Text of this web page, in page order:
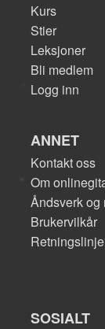
Kurs
Stier
Leksjoner
Bli medlem
Logg inn
ANNET
Kontakt oss
Om
Åndsverk og
Brukervilkår
SOSIALT